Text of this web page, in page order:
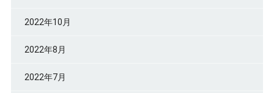
2022年10月
2022年8月
2022年7月